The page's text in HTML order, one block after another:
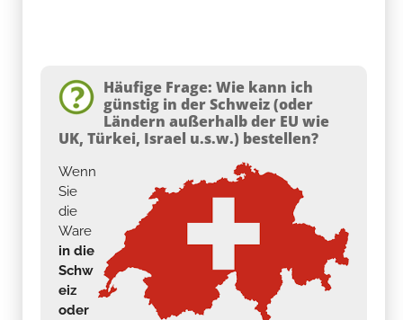
Häufige Frage: Wie kann ich
günstig in der Schweiz (oder
Ländern außerhalb der EU wie
UK, Türkei, Israel u.s.w.) bestellen?
Wenn
Sie
die
Ware
in die
Schw
eiz
oder